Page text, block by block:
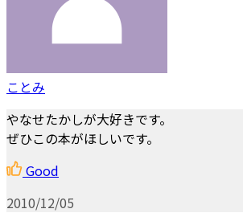
ことみ
やなせたかしが大好きです。
ぜひこの本がほしいです。
Good
2010/12/05